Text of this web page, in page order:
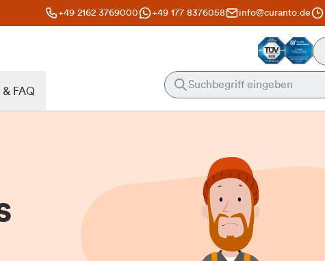
+49 2162 3769000 +49 177 8376058 info@curanto.de
& FAQ